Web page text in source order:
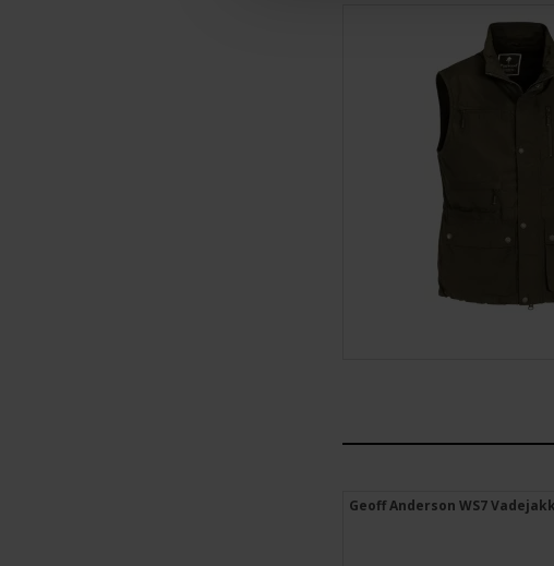
Geoff Anderson WS7